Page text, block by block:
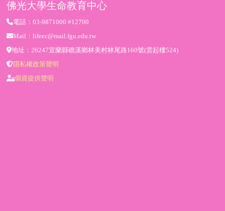
佛光大學生命教育中心
電話：03-9871000 #12700
Mail：lifeec@mail.fgu.edu.tw
地址：26247宜蘭縣礁溪鄉林美村林尾路160號(雲起樓524)
隱私權政策聲明
個資提供聲明